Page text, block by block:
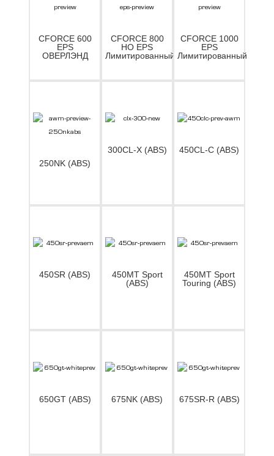
CFORCE 600
EPS
ОВЕРЛЭНД
CFORCE 800
HO EPS
Лимитированный
CFORCE 1000
EPS
Лимитированный
250NK (ABS)
300CL-X (ABS) 450CL-C (ABS)
450SR (ABS)
450MT Sport
(ABS)
450MT Sport
Touring (ABS)
650GT (ABS) 675NK (ABS) 675SR-R (ABS)